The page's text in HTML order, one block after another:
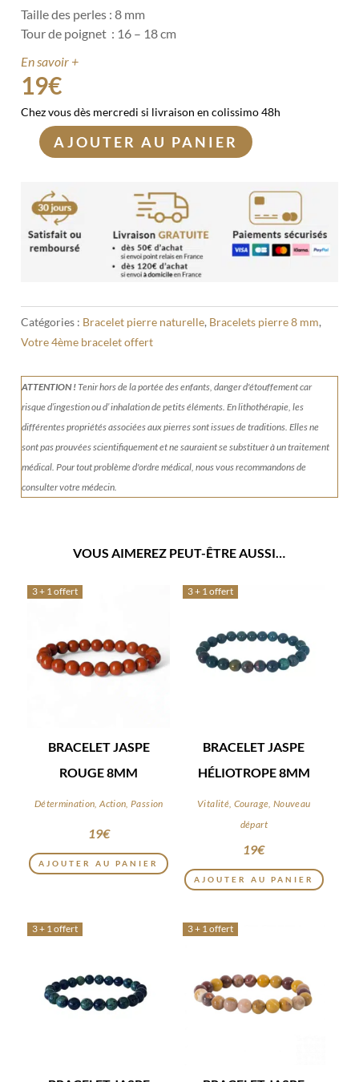
Taille des perles : 8 mm
Tour de poignet : 16 – 18 cm
En savoir +
19€
Chez vous dès mercredi si livraison en colissimo 48h
quantité
Bracelet
Jaspe
Breschia
8mm
AJOUTER AU PANIER
Catégories : Bracelet pierre naturelle, Bracelets pierre 8 mm,
Votre 4ème bracelet offert
ATTENTION !Tenirhors de la portée des enfants, danger d'étouffement car
risque d’ingestion ou d’ inhalation de petits éléments.En lithothérapie, les
différentes propriétés associées aux pierres sont issues de traditions. Elles ne
sont pas prouvées scientifiquement et ne sauraient se substituer à un traitement
médical. Pour tout problème d'ordre médical, nous vous recommandons de
consulter votre médecin.
VOUS AIMEREZ PEUT-ÊTRE AUSSI…
3 + 1 offert
BRACELET JASPE
ROUGE 8MM
Détermination, Action, Passion
19€
AJOUTER AU PANIER
3 + 1 offert
BRACELET JASPE
HÉLIOTROPE 8MM
Vitalité, Courage, Nouveau
départ
19€
AJOUTER AU PANIER
3 + 1 offert 3 + 1 offert